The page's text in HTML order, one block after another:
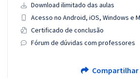
Download ilimitado das aulas
Acesso no Android, iOS, Windows e
Certificado de conclusão
Fórum de dúvidas com professores
Compartilhar